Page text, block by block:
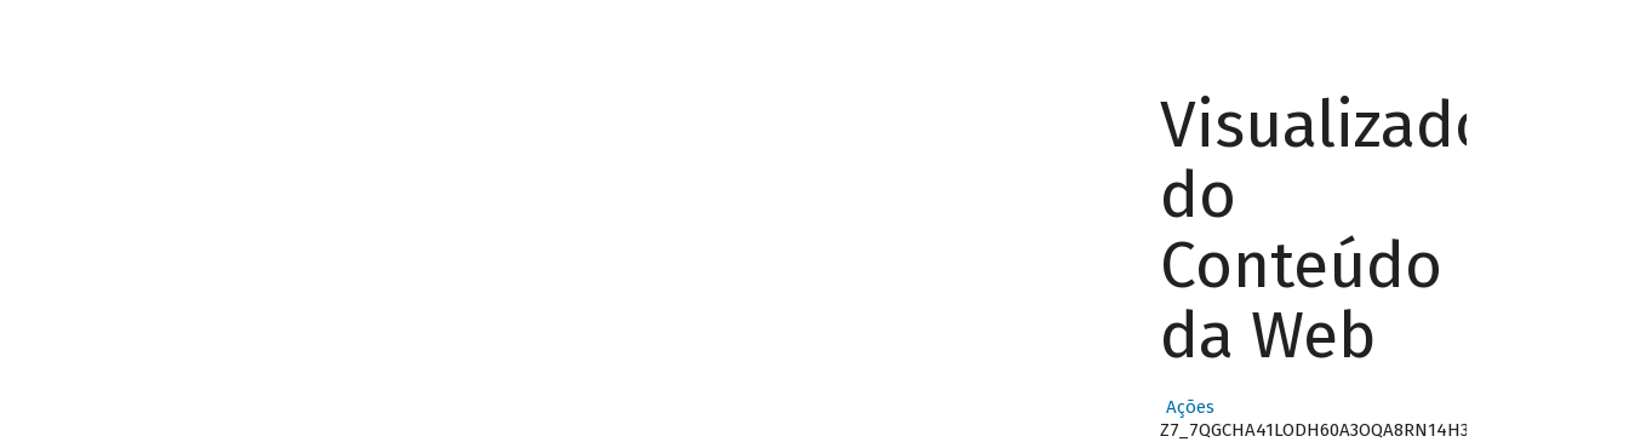
Visualizador
do
Conteúdo
da Web
Ações
Z7_7QGCHA41LODH60A3OQA8RN14H3